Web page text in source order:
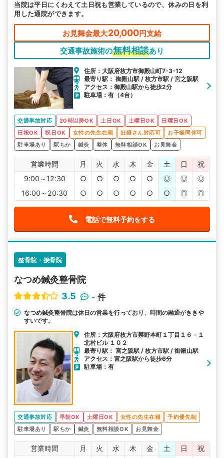
当院は平日にくわえて土日祝も営業しているので、休みの日を利
用した通院ができます。
お見舞金最大20,000円支給
交通事故施術の無料相談あり
住所：大阪府枚方市御殿山町7-3-12
最寄り駅： 御殿山駅 / 枚方市駅 / 宮之阪駅
アクセス：御殿山駅から徒歩2分
駐車場：有（4台）
交通事故対応 20時以降OK 土日OK 土曜日OK
日曜日OK
日祝OK
祝日OK 女性の先生在籍 妊婦さん対応可
お子様同伴可
駐車場あり
駅ちか 鍼灸 整体 無料相談OK お見舞金
営業時間 月 火 水 木 金 土 日
祝
9:00～12:30
○ ○ ○ ○ ○ ◎ ◎
◎
16:00～20:30
○ ○ ○ ○ ○ ○ ◎ ◎
電話で無料予約をする
整骨院・接骨院
なつめ鍼灸整骨院
3.5
- 件
なつめ鍼灸整骨院は休日の営業を行っており、時間の融通がききや
すいです。
住所：大阪府枚方市禁野本町１丁目１６－１
北村ビル １０２
最寄り駅： 宮之阪駅 / 枚方市駅 / 御殿山駅
アクセス：宮之阪駅から徒歩6分
駐車場：有
交通事故対応 早朝OK 土曜日OK 女性の先生在籍
予約優先制
駐車場あり
駅ちか 鍼灸 無料相談OK お見舞金
営業時間 月 火 水 木 金 土 日
祝